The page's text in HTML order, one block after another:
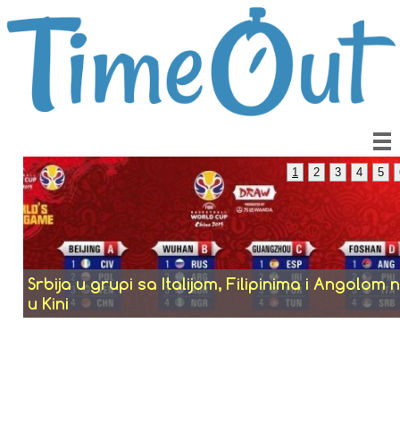
Srbija u grupi sa Italijom, Filipinima i Angolom
u Kini
1 2 3 4 5